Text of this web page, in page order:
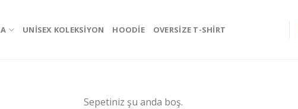
UNISEX KOLEKSIYON HOODIE OVERSIZE T-SHIRT
Sepetiniz şu anda boş.